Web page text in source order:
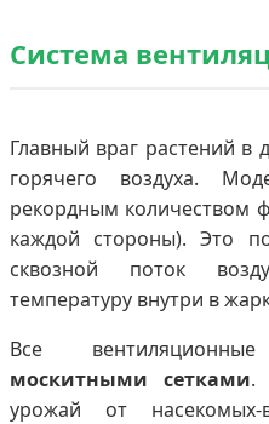
Система
Главный враг растений в
горячего воздуха.
рекордным количеством
каждой стороны). Это
сквозной поток
температуру внутри в
Все
москитными сетками.
урожай от